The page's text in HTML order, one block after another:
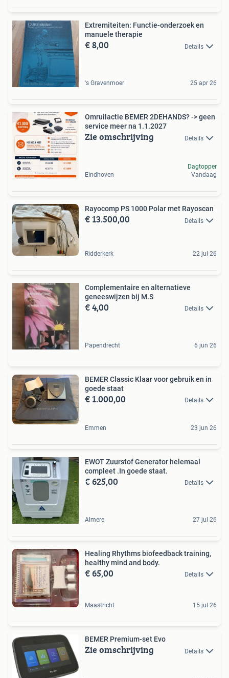
Extremiteiten: Functie-onderzoek en
manuele therapie
€ 8,00 Details
's Gravenmoer 25 apr 26
Omruilactie BEMER 2DEHANDS? -> geen
service meer na 1.1.2027
Zie omschrijving Details
Eindhoven
Dagtopper
Vandaag
Rayocomp PS 1000 Polar met Rayoscan
€ 13.500,00 Details
Ridderkerk 22 jul 26
Complementaire en alternatieve
geneeswijzen bij M.S
€ 4,00 Details
Papendrecht 6 jun 26
BEMER Classic Klaar voor gebruik en in
goede staat
€ 1.000,00 Details
Emmen 23 jun 26
EWOT Zuurstof Generator helemaal
compleet .In goede staat.
€ 625,00 Details
Almere 27 jul 26
Healing Rhythms biofeedback training,
healthy mind and body.
€ 65,00 Details
Maastricht 15 jul 26
BEMER Premium-set Evo
Zie omschrijving Details